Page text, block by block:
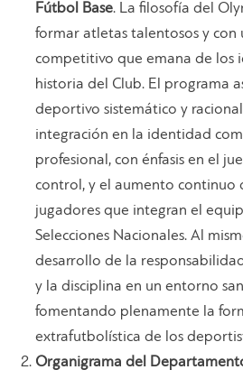
Fútbol Base. La filosofía del
formar atletas talentosos y
competitivo que emana de los
historia del Club. El programa
deportivo sistemático y
integración en la identidad
profesional, con énfasis en el
control, y el aumento continuo
jugadores que integran el
Selecciones Nacionales. Al
desarrollo de la
y la disciplina en un entorno
fomentando plenamente la
extrafutbolística de los
Organigrama del